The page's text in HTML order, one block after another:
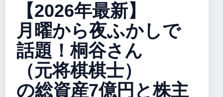
【2026年最新】
月曜から夜ふかしで
話題！桐谷さん
（元将棋棋士）
の総資産7億円と株主